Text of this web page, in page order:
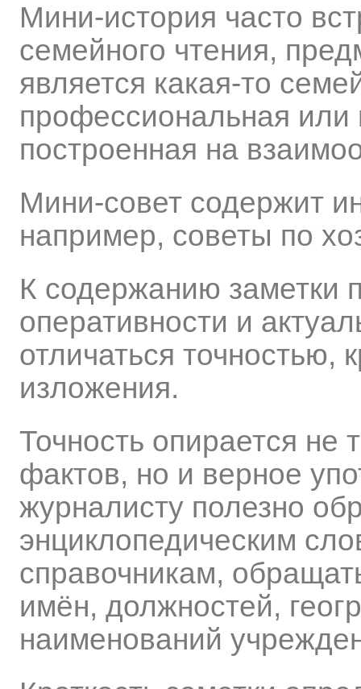
Мини-история часто
семейного чтения,
является какая-то
профессиональная или
построенная на
Мини-совет содержит
например, советы по
К содержанию заметки
оперативности и
отличаться точностью,
изложения.
Точность опирается не
фактов, но и верное
журналисту полезно
энциклопедическим
справочникам,
имён, должностей,
наименований